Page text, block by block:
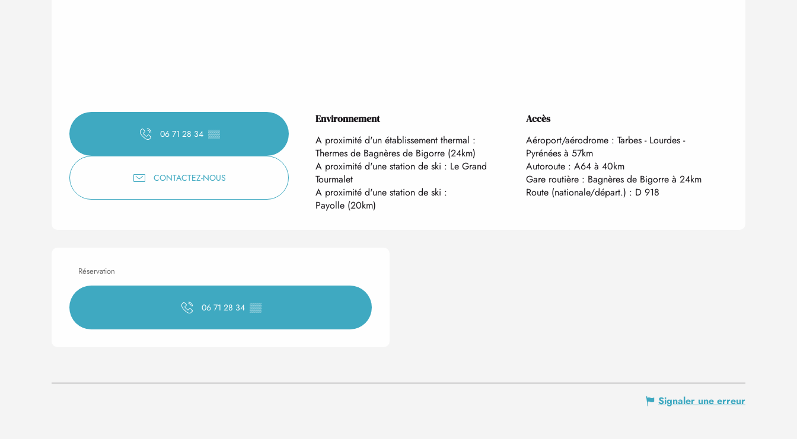
06 71 28 34 ▒▒
CONTACTEZ-NOUS
Environnement
Environnement
A proximité d'un établissement thermal :
Thermes de Bagnères de Bigorre (24km)
A proximité d'une station de ski : Le Grand
Tourmalet
A proximité d'une station de ski :
Payolle (20km)
Accès
Accès
Aéroport/aérodrome : Tarbes - Lourdes -
Pyrénées à 57km
Autoroute : A64 à 40km
Gare routière : Bagnères de Bigorre à 24km
Route (nationale/départ.) : D 918
Réservation
06 71 28 34 ▒▒
Signaler une erreur